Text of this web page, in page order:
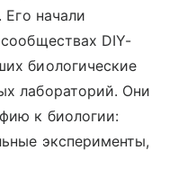
начали
DIY-
биологические
лабораторий. Они
к биологии:
эксперименты,